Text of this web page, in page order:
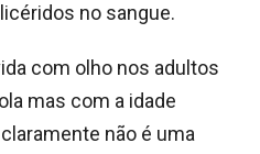
no sangue.
com olho nos adultos
mas com a idade
não é uma